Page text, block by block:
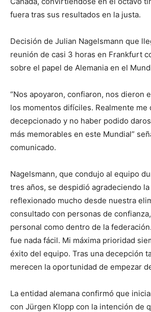
fuera tras sus resultados en la justa.
Decisión de Julian Nagelsmann que
reunión de casi 3 horas en Frankfurt
sobre el papel de Alemania en el
“Nos apoyaron, confiaron, nos dieron
los momentos difíciles. Realmente me
decepcionado y no haber podido
más memorables en este Mundial”
comunicado.
Nagelsmann, que condujo al equipo
tres años, se despidió agradeciendo
reflexionado mucho desde nuestra
consultado con personas de
personal como dentro de la
fue nada fácil. Mi máxima prioridad
éxito del equipo. Tras una decepción
merecen la oportunidad de empezar
La entidad alemana confirmó que
con Jürgen Klopp con la intención de